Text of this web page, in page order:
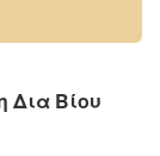
Δια Βίου